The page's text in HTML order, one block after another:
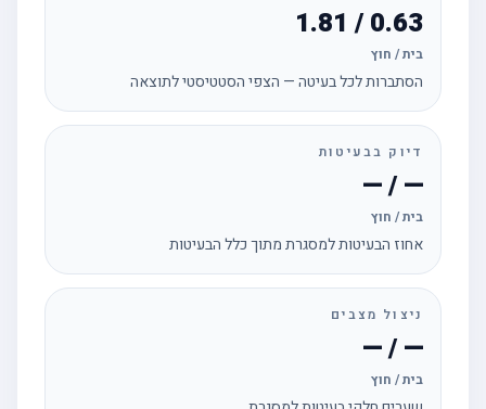
0.63 / 1.81
בית / חוץ
הסתברות לכל בעיטה — הצפי הסטטיסטי לתוצאה
דיוק בבעיטות
— / —
בית / חוץ
אחוז הבעיטות למסגרת מתוך כלל הבעיטות
ניצול מצבים
— / —
בית / חוץ